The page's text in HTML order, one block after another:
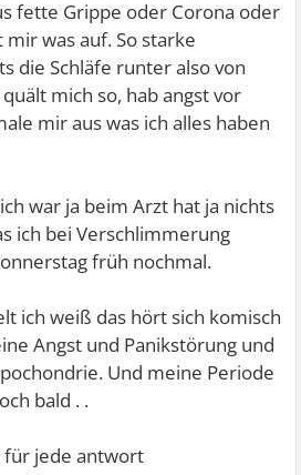
fette Grippe oder Corona oder
was auf. So starke
die Schläfe runter also von
mich so, hab angst vor
mir aus was ich alles haben
war ja beim Arzt hat ja nichts
ich bei Verschlimmerung
früh nochmal.
ich weiß das hört sich komisch
Angst und Panikstörung und
Und meine Periode
bald . .
für jede antwort